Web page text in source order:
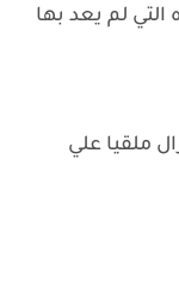
لم يعد بها
ملقيا علي